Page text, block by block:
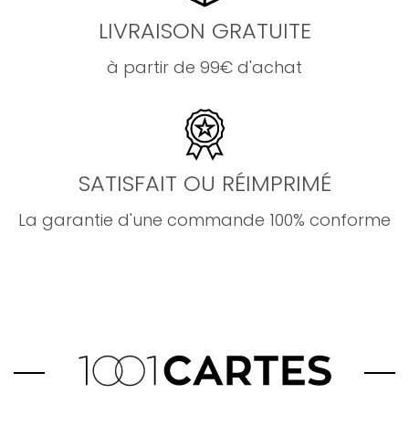
LIVRAISON GRATUITE
à partir de 99€ d'achat
SATISFAIT OU RÉIMPRIMÉ
La garantie d'une commande 100% conforme